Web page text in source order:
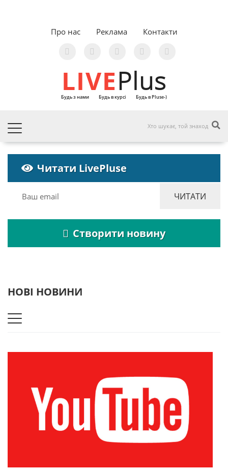
Про нас Реклама Контакти
LIVEPlus
Будь з нами Будь в курсі Будь в Pluse-)
Читати LivePluse
Створити новину
НОВІ НОВИНИ